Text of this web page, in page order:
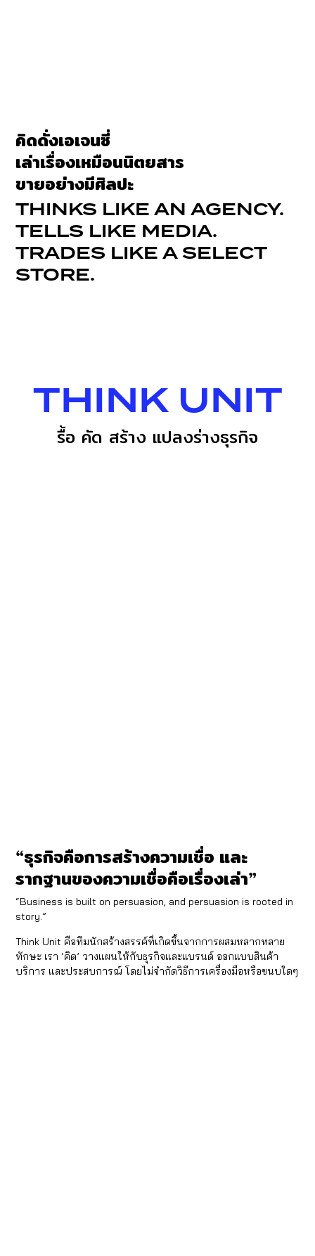
คิดดั่งเอเจนซี่
เล่าเรื่องเหมือนนิตยสาร
ขายอย่างมีศิลปะ
THINKS LIKE AN AGENCY.
TELLS LIKE MEDIA.
TRADES LIKE A SELECT
STORE.
THINK UNIT
รื้อ คัด สร้าง แปลงร่างธุรกิจ
“ธุรกิจคือการสร้างความเชื่อ และ
รากฐานของความเชื่อคือเรื่องเล่า”
“Business is built on persuasion, and persuasion is rooted in
story.”
Think Unit คือทีมนักสร้างสรรค์ที่เกิดขึ้นจากการผสมหลากหลาย
ทักษะ เรา ‘คิด’ วางแผนให้กับธุรกิจและแบรนด์ ออกแบบสินค้า
บริการ และประสบการณ์ โดยไม่จำกัดวิธีการเครื่องมือหรือขนบใดๆ